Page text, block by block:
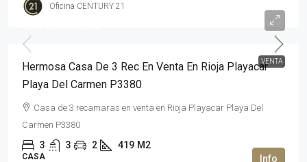
Oficina CENTURY 21
VENTA
Hermosa Casa De 3 Rec En Venta En Rioja Playacar
Playa Del Carmen P3380
Casa de 3 recamaras en venta en Rioja Playacar Playa Del
Carmen P3380
3 3 2 419 M2
CASA